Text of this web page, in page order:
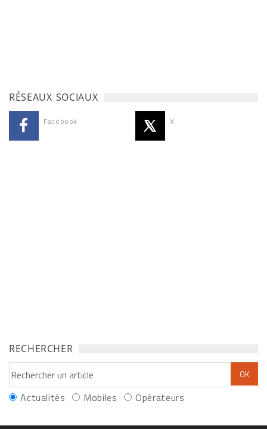
RÉSEAUX SOCIAUX
Facebook X
RECHERCHER
Actualités Mobiles Opérateurs